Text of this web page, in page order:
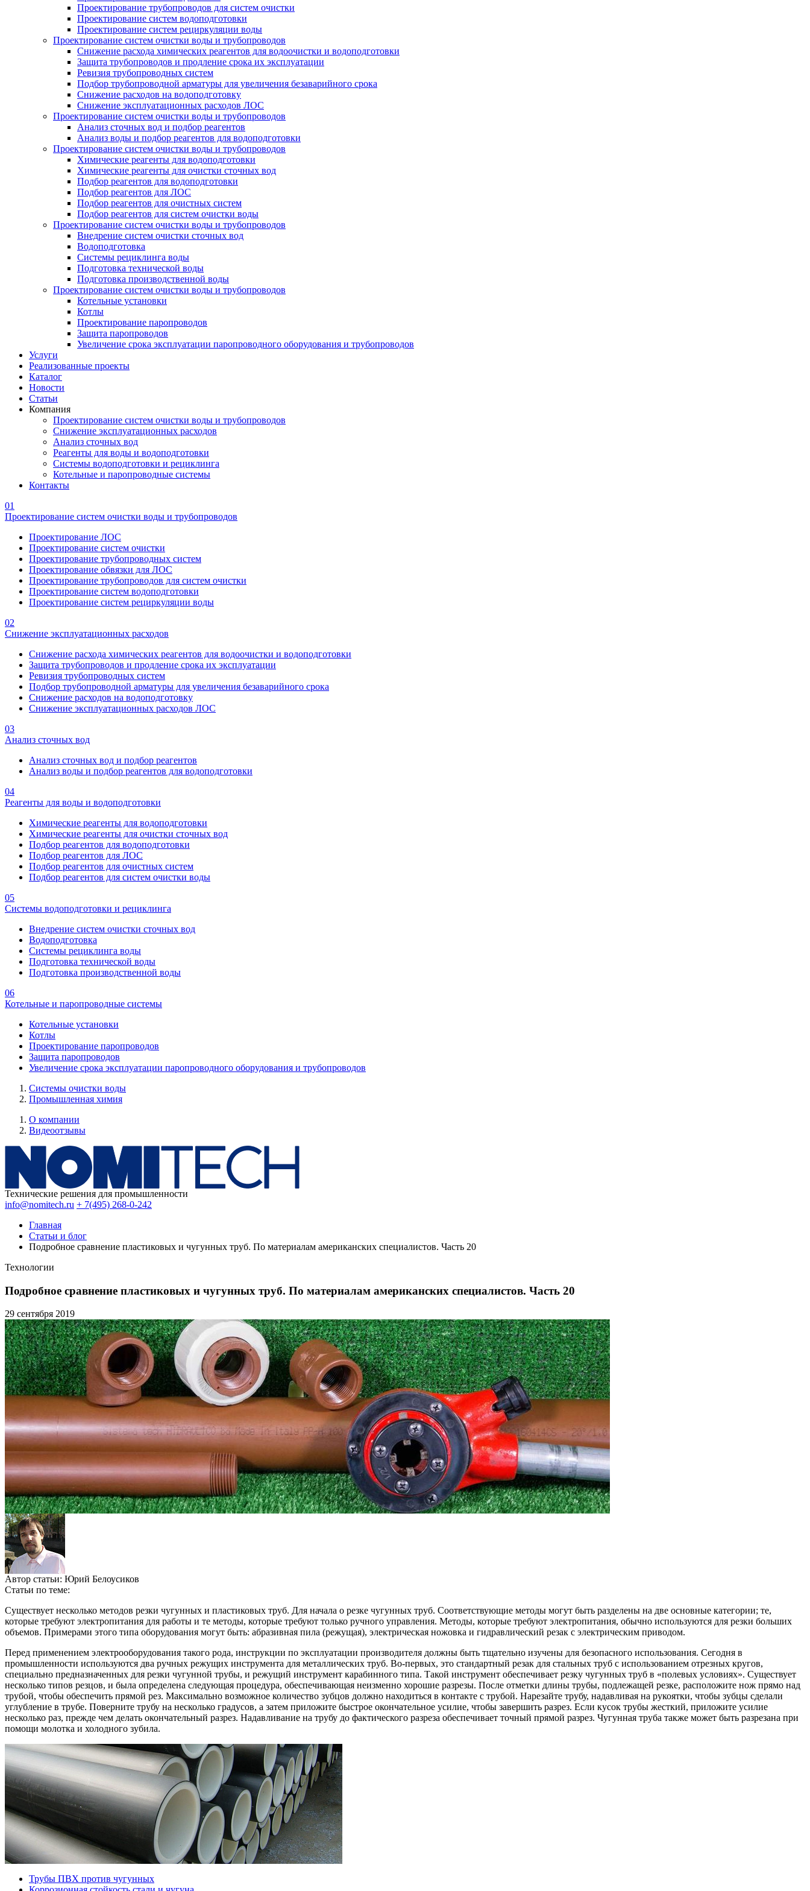
Проектирование трубопроводов для систем очистки
Проектирование систем водоподготовки
Проектирование систем рециркуляции воды
Проектирование систем очистки воды и трубопроводов
Снижение расхода химических реагентов для водоочистки и водоподготовки
Защита трубопроводов и продление срока их эксплуатации
Ревизия трубопроводных систем
Подбор трубопроводной арматуры для увеличения безаварийного срока
Снижение расходов на водоподготовку
Снижение эксплуатационных расходов ЛОС
Проектирование систем очистки воды и трубопроводов
Анализ сточных вод и подбор реагентов
Анализ воды и подбор реагентов для водоподготовки
Проектирование систем очистки воды и трубопроводов
Химические реагенты для водоподготовки
Химические реагенты для очистки сточных вод
Подбор реагентов для водоподготовки
Подбор реагентов для ЛОС
Подбор реагентов для очистных систем
Подбор реагентов для систем очистки воды
Проектирование систем очистки воды и трубопроводов
Внедрение систем очистки сточных вод
Водоподготовка
Системы рециклинга воды
Подготовка технической воды
Подготовка производственной воды
Проектирование систем очистки воды и трубопроводов
Котельные установки
Котлы
Проектирование паропроводов
Защита паропроводов
Увеличение срока эксплуатации паропроводного оборудования и трубопроводов
Услуги
Реализованные проекты
Каталог
Новости
Статьи
Компания
Проектирование систем очистки воды и трубопроводов
Снижение эксплуатационных расходов
Анализ сточных вод
Реагенты для воды и водоподготовки
Системы водоподготовки и рециклинга
Котельные и паропроводные системы
Контакты
01
Проектирование систем очистки воды и трубопроводов
Проектирование ЛОС
Проектирование систем очистки
Проектирование трубопроводных систем
Проектирование обвязки для ЛОС
Проектирование трубопроводов для систем очистки
Проектирование систем водоподготовки
Проектирование систем рециркуляции воды
02
Снижение эксплуатационных расходов
Снижение расхода химических реагентов для водоочистки и водоподготовки
Защита трубопроводов и продление срока их эксплуатации
Ревизия трубопроводных систем
Подбор трубопроводной арматуры для увеличения безаварийного срока
Снижение расходов на водоподготовку
Снижение эксплуатационных расходов ЛОС
03
Анализ сточных вод
Анализ сточных вод и подбор реагентов
Анализ воды и подбор реагентов для водоподготовки
04
Реагенты для воды и водоподготовки
Химические реагенты для водоподготовки
Химические реагенты для очистки сточных вод
Подбор реагентов для водоподготовки
Подбор реагентов для ЛОС
Подбор реагентов для очистных систем
Подбор реагентов для систем очистки воды
05
Системы водоподготовки и рециклинга
Внедрение систем очистки сточных вод
Водоподготовка
Системы рециклинга воды
Подготовка технической воды
Подготовка производственной воды
06
Котельные и паропроводные системы
Котельные установки
Котлы
Проектирование паропроводов
Защита паропроводов
Увеличение срока эксплуатации паропроводного оборудования и трубопроводов
Системы очистки воды
Промышленная химия
О компании
Видеоотзывы
Технические решения для промышленности
info@nomitech.ru + 7(495) 268-0-242
Главная
Статьи и блог
Подробное сравнение пластиковых и чугунных труб. По материалам американских специалистов. Часть 20
Технологии
Подробное сравнение пластиковых и чугунных труб. По материалам американских специалистов. Часть 20
29 сентября 2019
Автор статьи: Юрий Белоусиков
Статьи по теме:
Существует несколько методов резки чугунных и пластиковых труб. Для начала о резке чугунных труб. Соответствующие методы могут быть разделены на две основные категории; те,
которые требуют электропитания для работы и те методы, которые требуют только ручного управления. Методы, которые требуют электропитания, обычно используются для резки больших
объемов. Примерами этого типа оборудования могут быть: абразивная пила (режущая), электрическая ножовка и гидравлический резак с электрическим приводом.
Перед применением электрооборудования такого рода, инструкции по эксплуатации производителя должны быть тщательно изучены для безопасного использования. Сегодня в
промышленности используются два ручных режущих инструмента для металлических труб. Во-первых, это стандартный резак для стальных труб с использованием отрезных кругов,
специально предназначенных для резки чугунной трубы, и режущий инструмент карабинного типа. Такой инструмент обеспечивает резку чугунных труб в «полевых условиях». Существует
несколько типов резцов, и была определена следующая процедура, обеспечивающая неизменно хорошие разрезы. После отметки длины трубы, подлежащей резке, расположите нож прямо над
трубой, чтобы обеспечить прямой рез. Максимально возможное количество зубцов должно находиться в контакте с трубой. Нарезайте трубу, надавливая на рукоятки, чтобы зубцы сделали
углубление в трубе. Поверните трубу на несколько градусов, а затем приложите быстрое окончательное усилие, чтобы завершить разрез. Если кусок трубы жесткий, приложите усилие
несколько раз, прежде чем делать окончательный разрез. Надавливание на трубу до фактического разреза обеспечивает точный прямой разрез. Чугунная труба также может быть разрезана при
помощи молотка и холодного зубила.
Трубы ПВХ против чугунных